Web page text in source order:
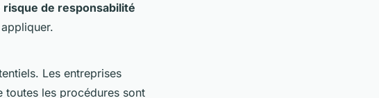
risque de responsabilité
Les entreprises
toutes les procédures sont